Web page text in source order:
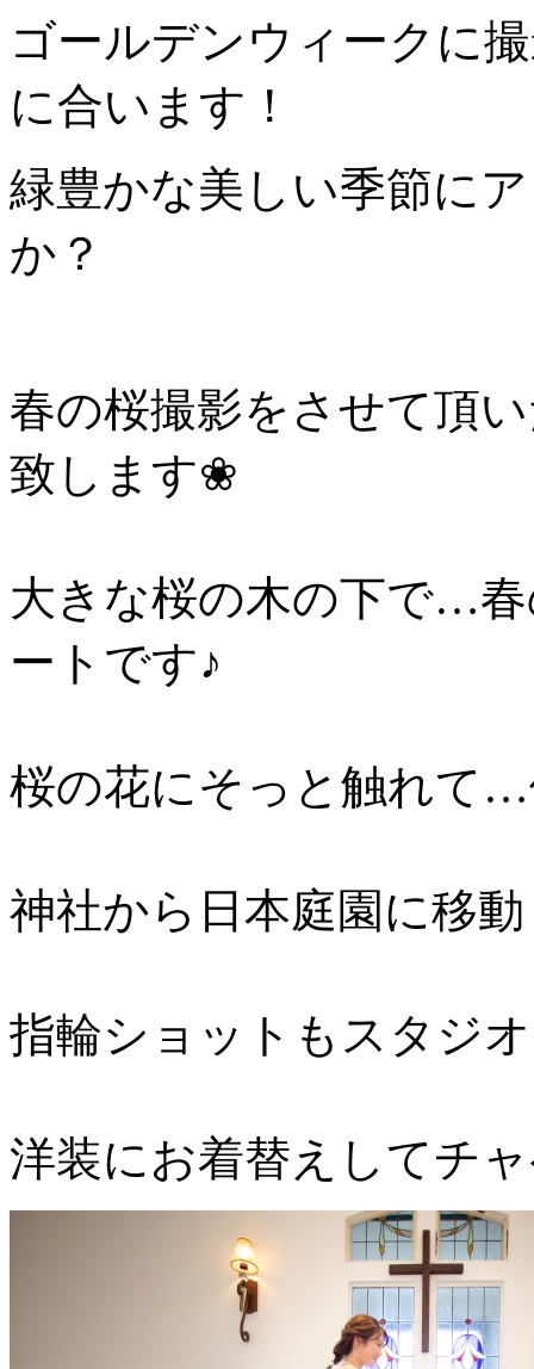
ゴールデンウィークに
に合います！
緑豊かな美しい季節に
か？
春の桜撮影をさせて頂
致します❀
大きな桜の木の下で…
ートです♪
桜の花にそっと触れて
神社から日本庭園に移
指輪ショットもスタジ
洋装にお着替えしてチ